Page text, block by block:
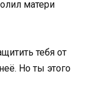
матери
тебя от
Но ты этого